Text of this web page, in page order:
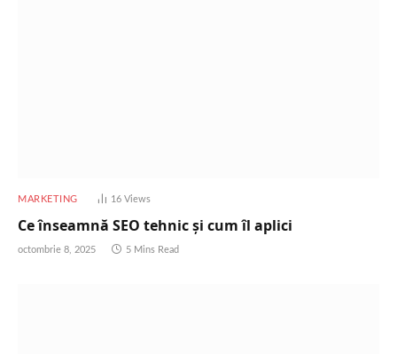
MARKETING 16 Views
Ce înseamnă SEO tehnic și cum îl aplici
octombrie 8, 2025 5 Mins Read